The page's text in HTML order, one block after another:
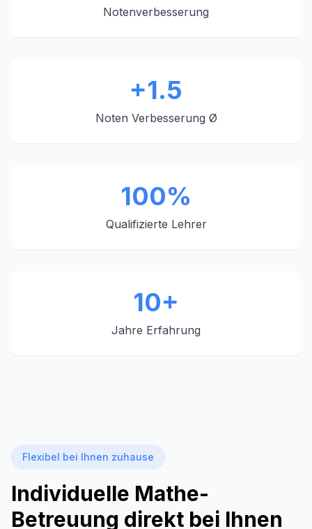
Notenverbesserung
+1.5
Noten Verbesserung Ø
100%
Qualifizierte Lehrer
10+
Jahre Erfahrung
Flexibel bei Ihnen zuhause
Individuelle Mathe-
Betreuung direkt bei Ihnen